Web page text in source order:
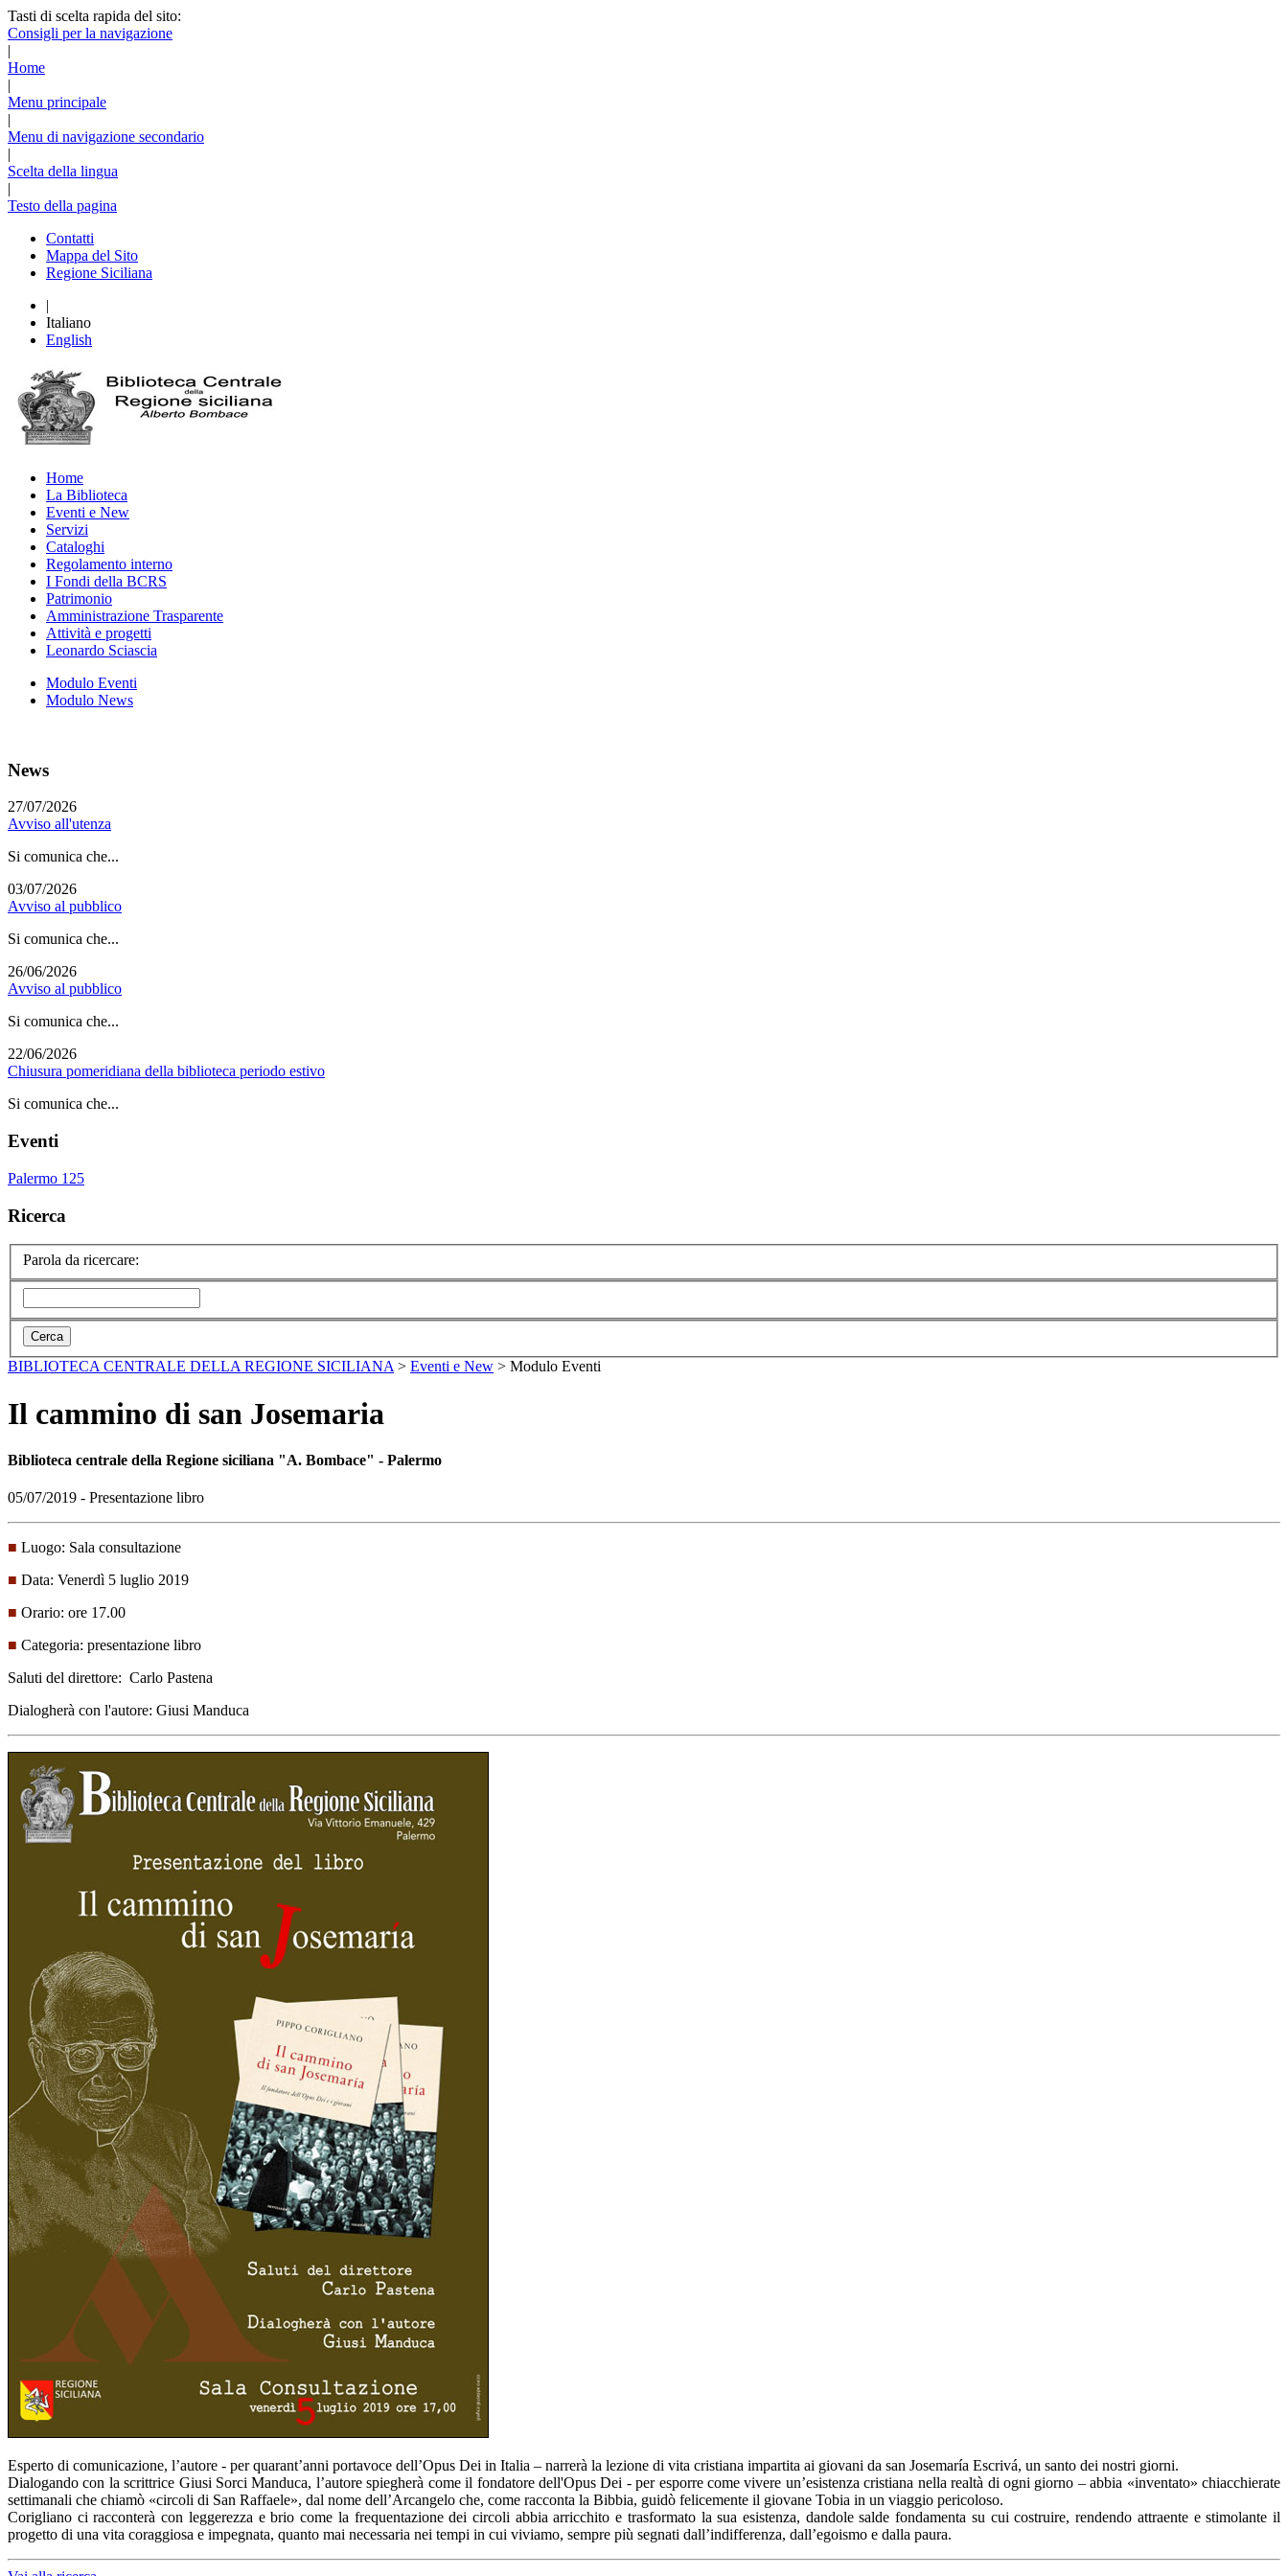
Tasti di scelta rapida del sito:
Consigli per la navigazione
|
Home
|
Menu principale
|
Menu di navigazione secondario
|
Scelta della lingua
|
Testo della pagina
Contatti
Mappa del Sito
Regione Siciliana
|
Italiano
English
Home
La Biblioteca
Eventi e New
Servizi
Cataloghi
Regolamento interno
I Fondi della BCRS
Patrimonio
Amministrazione Trasparente
Attività e progetti
Leonardo Sciascia
Modulo Eventi
Modulo News
News
27/07/2026
Avviso all'utenza
Si comunica che...
03/07/2026
Avviso al pubblico
Si comunica che...
26/06/2026
Avviso al pubblico
Si comunica che...
22/06/2026
Chiusura pomeridiana della biblioteca periodo estivo
Si comunica che...
Eventi
Palermo 125
Ricerca
Parola da ricercare:
BIBLIOTECA CENTRALE DELLA REGIONE SICILIANA > Eventi e New > Modulo Eventi
Il cammino di san Josemaria
Biblioteca centrale della Regione siciliana "A. Bombace" - Palermo
05/07/2019 - Presentazione libro
■ Luogo: Sala consultazione
■ Data: Venerdì 5 luglio 2019
■ Orario: ore 17.00
■ Categoria: presentazione libro
Saluti del direttore: Carlo Pastena
Dialogherà con l'autore: Giusi Manduca
Esperto di comunicazione, l’autore - per quarant’anni portavoce dell’Opus Dei in Italia – narrerà la lezione di vita cristiana impartita ai giovani da san Josemaría Escrivá, un santo dei nostri giorni.
Dialogando con la scrittrice Giusi Sorci Manduca, l’autore spiegherà come il fondatore dell'Opus Dei - per esporre come vivere un’esistenza cristiana nella realtà di ogni giorno – abbia «inventato» chiacchierate
settimanali che chiamò «circoli di San Raffaele», dal nome dell’Arcangelo che, come racconta la Bibbia, guidò felicemente il giovane Tobia in un viaggio pericoloso.
Corigliano ci racconterà con leggerezza e brio come la frequentazione dei circoli abbia arricchito e trasformato la sua esistenza, dandole salde fondamenta su cui costruire, rendendo attraente e stimolante il
progetto di una vita coraggiosa e impegnata, quanto mai necessaria nei tempi in cui viviamo, sempre più segnati dall’indifferenza, dall’egoismo e dalla paura.